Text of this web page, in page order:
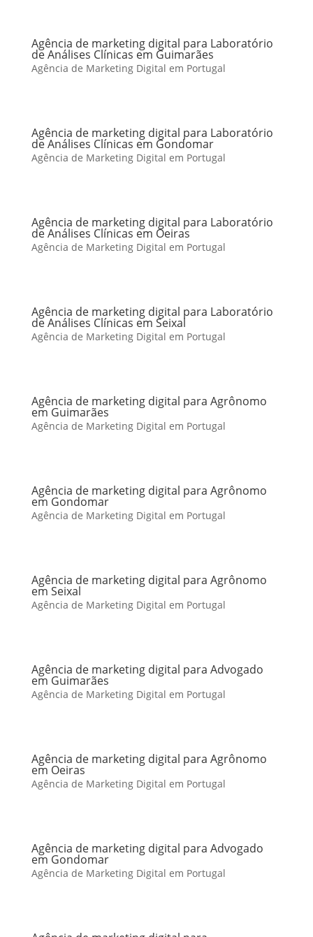
Agência de marketing digital para Laboratório
de Análises Clínicas em Guimarães
Agência de Marketing Digital em Portugal
Agência de marketing digital para Laboratório
de Análises Clínicas em Gondomar
Agência de Marketing Digital em Portugal
Agência de marketing digital para Laboratório
de Análises Clínicas em Oeiras
Agência de Marketing Digital em Portugal
Agência de marketing digital para Laboratório
de Análises Clínicas em Seixal
Agência de Marketing Digital em Portugal
Agência de marketing digital para Agrônomo
em Guimarães
Agência de Marketing Digital em Portugal
Agência de marketing digital para Agrônomo
em Gondomar
Agência de Marketing Digital em Portugal
Agência de marketing digital para Agrônomo
em Seixal
Agência de Marketing Digital em Portugal
Agência de marketing digital para Advogado
em Guimarães
Agência de Marketing Digital em Portugal
Agência de marketing digital para Agrônomo
em Oeiras
Agência de Marketing Digital em Portugal
Agência de marketing digital para Advogado
em Gondomar
Agência de Marketing Digital em Portugal